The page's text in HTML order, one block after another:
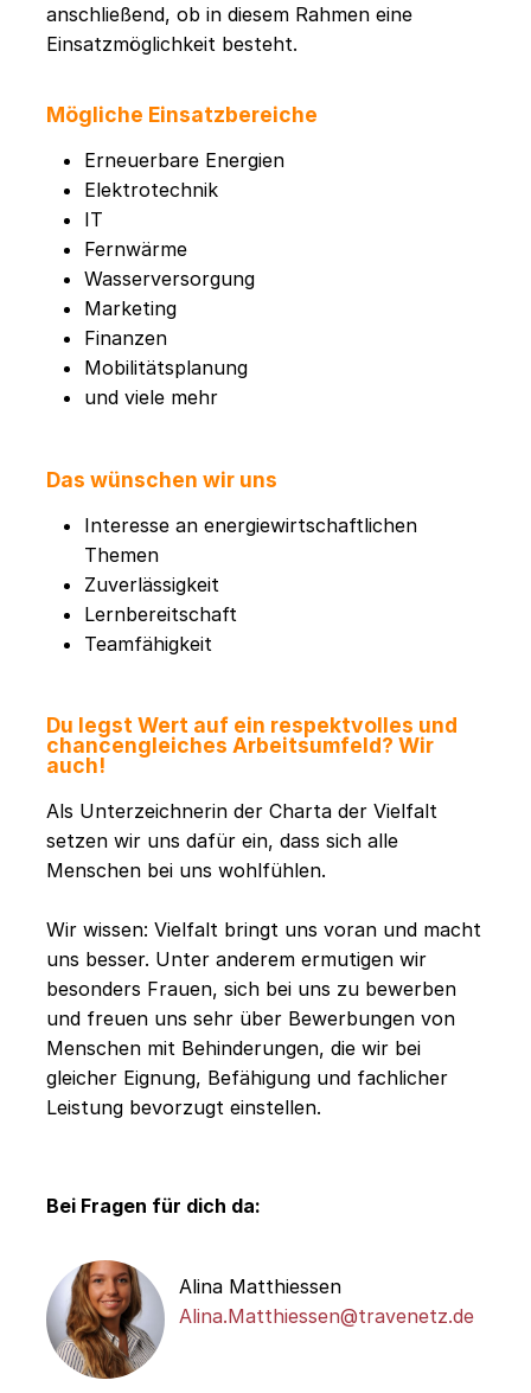
anschließend, ob in diesem Rahmen eine
Einsatzmöglichkeit besteht.
Mögliche Einsatzbereiche
Erneuerbare Energien
Elektrotechnik
IT
Fernwärme
Wasserversorgung
Marketing
Finanzen
Mobilitätsplanung
und viele mehr
Das wünschen wir uns
Interesse an energiewirtschaftlichen
Themen
Zuverlässigkeit
Lernbereitschaft
Teamfähigkeit
Du legst Wert auf ein respektvolles und
chancengleiches Arbeitsumfeld? Wir
auch!
Als Unterzeichnerin der Charta der Vielfalt
setzen wir uns dafür ein, dass sich alle
Menschen bei uns wohlfühlen.
Wir wissen: Vielfalt bringt uns voran und macht
uns besser. Unter anderem ermutigen wir
besonders Frauen, sich bei uns zu bewerben
und freuen uns sehr über Bewerbungen von
Menschen mit Behinderungen, die wir bei
gleicher Eignung, Befähigung und fachlicher
Leistung bevorzugt einstellen.
Bei Fragen für dich da:
Alina Matthiessen
Alina.Matthiessen@travenetz.de